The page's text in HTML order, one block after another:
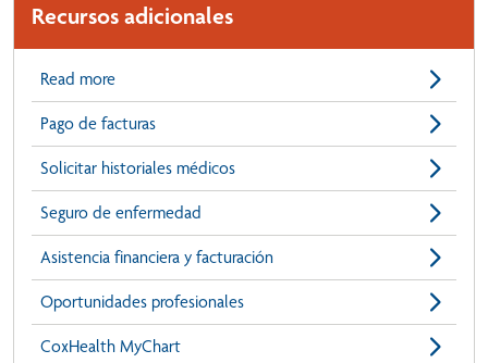
Recursos adicionales
Read more
Pago de facturas
Solicitar historiales médicos
Seguro de enfermedad
Asistencia financiera y facturación
Oportunidades profesionales
CoxHealth MyChart